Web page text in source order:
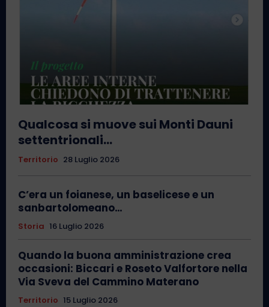
Qualcosa si muove sui Monti Dauni
settentrionali…
Territorio 28 Luglio 2026
C’era un foianese, un baselicese e un
sanbartolomeano…
Storia 16 Luglio 2026
Quando la buona amministrazione crea
occasioni: Biccari e Roseto Valfortore nella
Via Sveva del Cammino Materano
Territorio 15 Luglio 2026